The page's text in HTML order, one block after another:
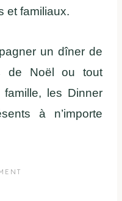
et familiaux.
un dîner de
de Noël ou tout
les Dinner
à n’importe